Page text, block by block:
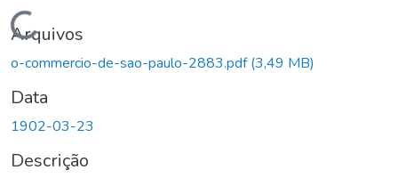
Carregando...
Arquivos
o-commercio-de-sao-paulo-2883.pdf(3,49 MB)
Data
1902-03-23
Descrição